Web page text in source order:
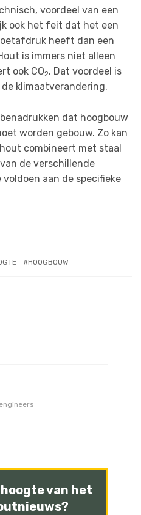
voordeel van een
ook het feit dat het een
heeft dan een
is immers niet alleen
ook CO2. Dat voordeel is
klimaatverandering.
dat hoogbouw
worden gebouw. Zo kan
combineert met staal
de verschillende
aan de specifieke
HOOGBOUW
van het